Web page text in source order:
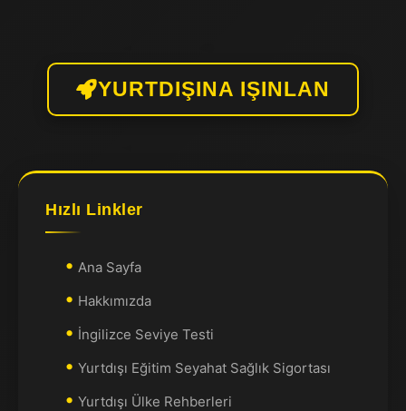
YURTDIŞINA IŞINLAN
Hızlı Linkler
Ana Sayfa
Hakkımızda
İngilizce Seviye Testi
Yurtdışı Eğitim Seyahat Sağlık Sigortası
Yurtdışı Ülke Rehberleri